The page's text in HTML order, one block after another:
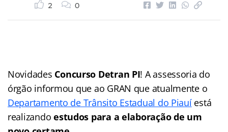
2 0
Novidades Concurso Detran PI! A assessoria do
órgão informou que ao GRAN que atualmente o
Departamento de Trânsito Estadual do Piauíestá
realizando estudos para a elaboração de um